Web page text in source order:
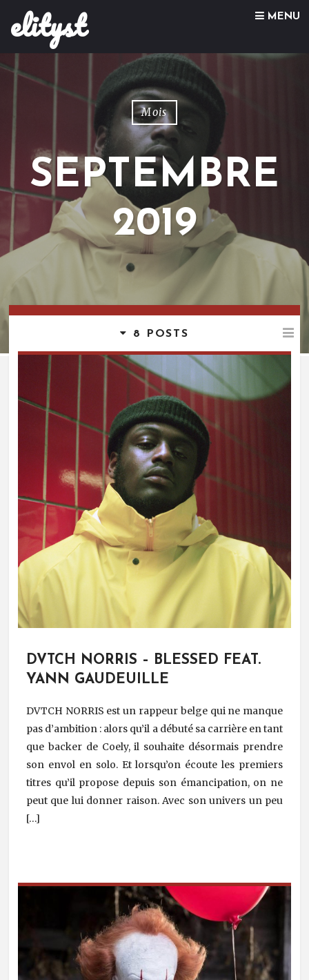
elityst MENU
Skip to content
Mois
SEPTEMBRE
2019
8 POSTS
DVTCH NORRIS – BLESSED FEAT.
YANN GAUDEUILLE
DVTCH NORRIS est un rappeur belge qui ne manque
pas d’ambition : alors qu’il a débuté sa carrière en tant
que backer de Coely, il souhaite désormais prendre
son envol en solo. Et lorsqu’on écoute les premiers
titres qu’il propose depuis son émancipation, on ne
peut que lui donner raison. Avec son univers un peu
[…]